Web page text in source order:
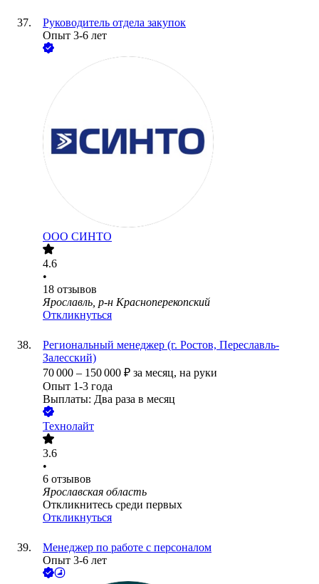
Руководитель отдела закупок
Опыт 3-6 лет
ООО СИНТО
4.6
•
18 отзывов
Ярославль, р-н Красноперекопский
Откликнуться
Региональный менеджер (г. Ростов, Переславль-
Залесский)
70 000 – 150 000 ₽ за месяц, на руки
Опыт 1-3 года
Выплаты: Два раза в месяц
Технолайт
3.6
•
6 отзывов
Ярославская область
Откликнитесь среди первых
Откликнуться
Менеджер по работе с персоналом
Опыт 3-6 лет